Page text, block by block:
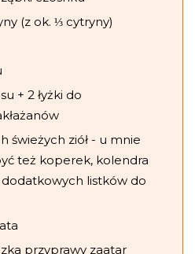
(z ok. ⅓ cytryny)
+ 2 łyżki do
świeżych ziół - u mnie
też koperek, kolendra
dodatkowych listków do
przyprawy zaatar